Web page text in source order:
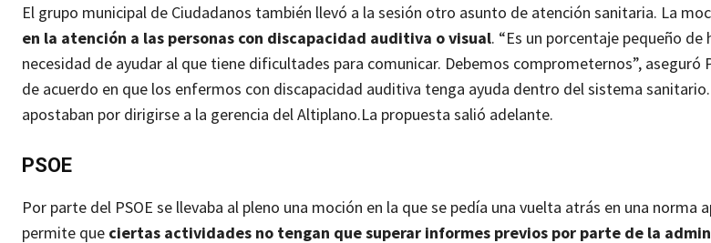
El grupo municipal de Ciudadanos también llevó a la sesión otro asunto de atención sanitaria. La
en la atención a las personas con discapacidad auditiva o visual. “Es un porcentaje pequeño
necesidad de ayudar al que tiene dificultades para comunicar. Debemos comprometernos”, aseguró
de acuerdo en que los enfermos con discapacidad auditiva tenga ayuda dentro del sistema
apostaban por dirigirse a la gerencia del Altiplano.La propuesta salió adelante.
PSOE
Por parte del PSOE se llevaba al pleno una moción en la que se pedía una vuelta atrás en una norma
permite que ciertas actividades no tengan que superar informes previos por parte de la